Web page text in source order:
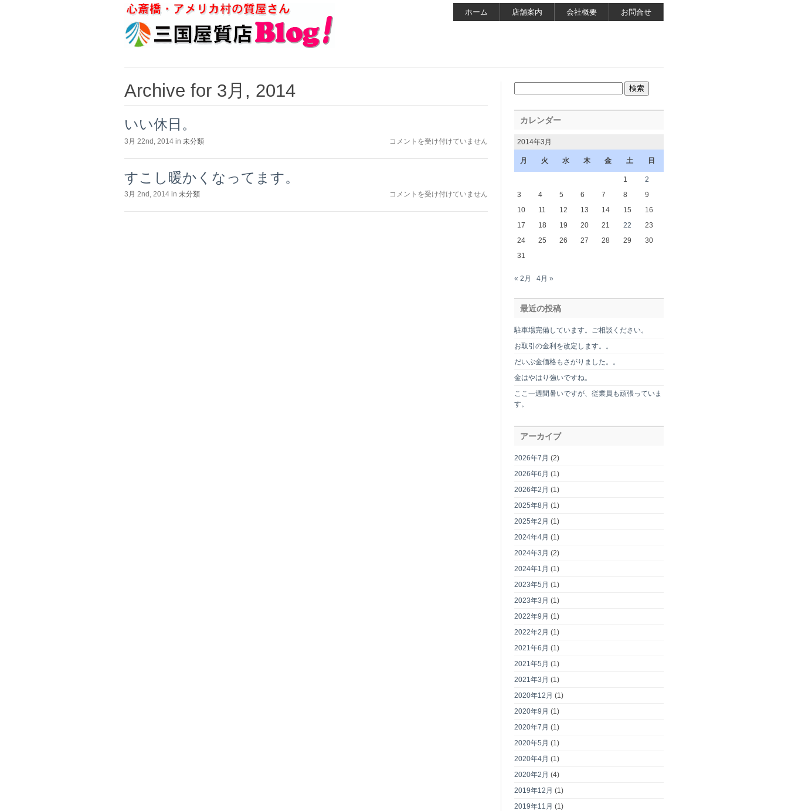
ホーム 店舗案内 会社概要 お問合せ
Archive for 3月, 2014
いい休日。
3月 22nd, 2014 in 未分類
い
休
コメントを受け付けていません
すこし暖かくなってます。
3月 2nd, 2014 in 未分類
す
し
コメントを受け付けていません
索:
カレンダー
2014年3月
月 火 水 木 金 土 日
1
2
3
4 5 6 7 8
9
10
11 12 13 14 15
16
17
18 19 20 21 22
23
24
25 26 27 28 29
30
31
« 2月 4月 »
最近の投稿
駐車場完備しています。ご相談ください。
お取引の金利を改定します。。
だいぶ金価格もさがりました。。
金はやはり強いですね。
ここ一週間暑いですが、従業員も頑張っていま
す。
アーカイブ
2026年7月 (2)
2026年6月 (1)
2026年2月 (1)
2025年8月 (1)
2025年2月 (1)
2024年4月 (1)
2024年3月 (2)
2024年1月 (1)
2023年5月 (1)
2023年3月 (1)
2022年9月 (1)
2022年2月 (1)
2021年6月 (1)
2021年5月 (1)
2021年3月 (1)
2020年12月 (1)
2020年9月 (1)
2020年7月 (1)
2020年5月 (1)
2020年4月 (1)
2020年2月 (4)
2019年12月 (1)
2019年11月 (1)